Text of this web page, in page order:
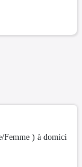
Femme ) à domici